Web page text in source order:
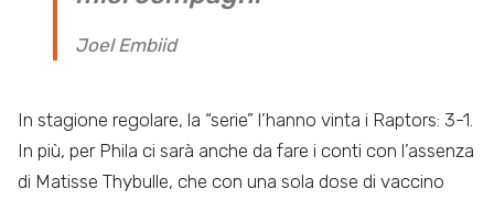
Joel Embiid
In stagione regolare, la “serie” l’hanno vinta i Raptors: 3-1.
In più, per Phila ci sarà anche da fare i conti con l’assenza
di Matisse Thybulle, che con una sola dose di vaccino